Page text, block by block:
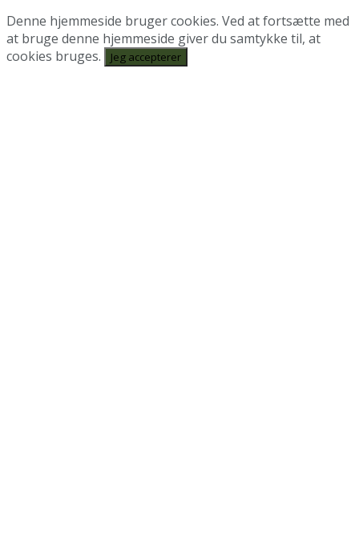
Denne hjemmeside bruger cookies. Ved at fortsætte med
at bruge denne hjemmeside giver du samtykke til, at
cookies bruges.
Jeg accepterer